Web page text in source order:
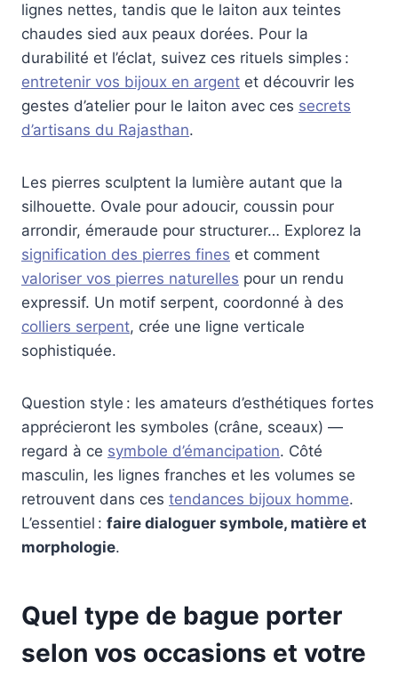
lignes nettes, tandis que le laiton aux teintes
chaudes sied aux peaux dorées. Pour la
durabilité et l’éclat, suivez ces rituels simples :
entretenir vos bijoux en argent et découvrir les
gestes d’atelier pour le laiton avec ces secrets
d’artisans du Rajasthan.
Les pierres sculptent la lumière autant que la
silhouette. Ovale pour adoucir, coussin pour
arrondir, émeraude pour structurer… Explorez la
signification des pierres fines et comment
valoriser vos pierres naturelles pour un rendu
expressif. Un motif serpent, coordonné à des
colliers serpent, crée une ligne verticale
sophistiquée.
Question style : les amateurs d’esthétiques fortes
apprécieront les symboles (crâne, sceaux) —
regard à ce symbole d’émancipation. Côté
masculin, les lignes franches et les volumes se
retrouvent dans ces tendances bijoux homme.
L’essentiel : faire dialoguer symbole, matière et
morphologie.
Quel type de bague porter
selon vos occasions et votre